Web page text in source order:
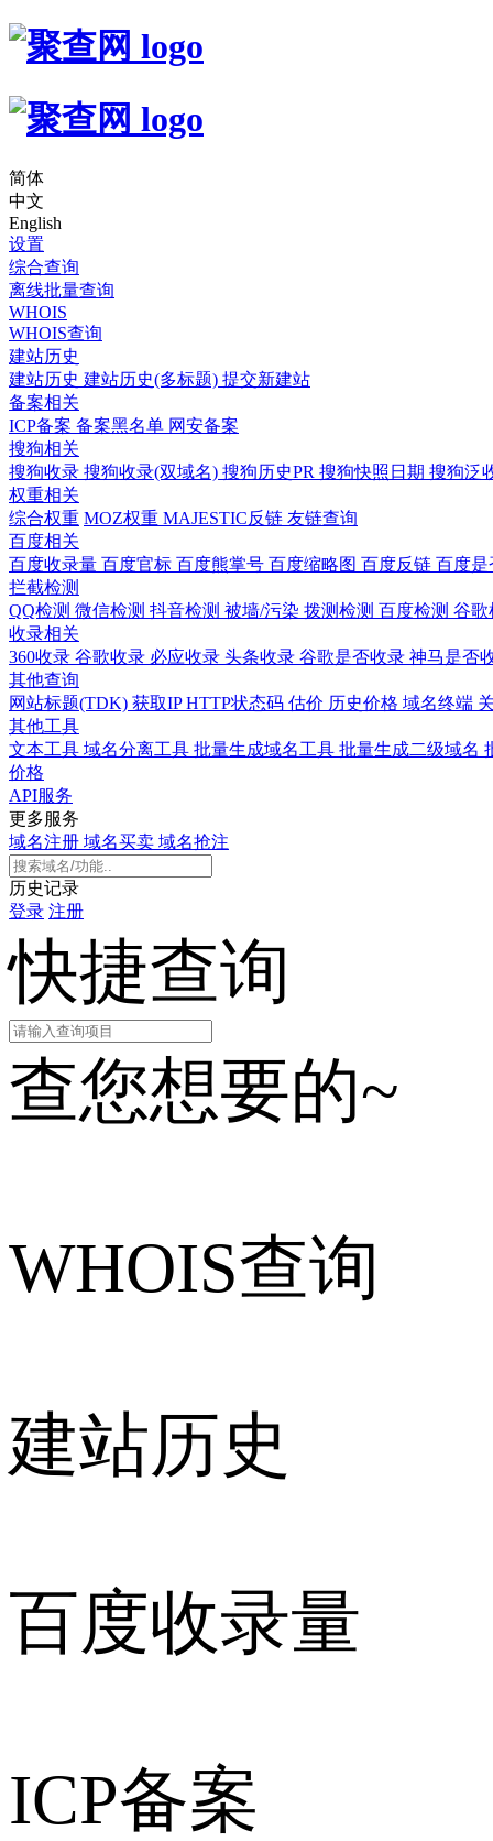
简体
中文
English
设置
综合查询
离线批量查询
WHOIS
WHOIS查询
建站历史
建站历史 建站历史(多标题) 提交新建站
备案相关
ICP备案 备案黑名单 网安备案
搜狗相关
搜狗收录 搜狗收录(双域名) 搜狗历史PR 搜狗快照日期 搜狗泛
权重相关
综合权重 MOZ权重 MAJESTIC反链 友链查询
百度相关
百度收录量 百度官标 百度熊掌号 百度缩略图 百度反链 百度
拦截检测
QQ检测 微信检测 抖音检测 被墙/污染 拨测检测 百度检测 谷
收录相关
360收录 谷歌收录 必应收录 头条收录 谷歌是否收录 神马是否
其他查询
网站标题(TDK) 获取IPHTTP状态码 估价 历史价格 域名终端
其他工具
文本工具 域名分离工具 批量生成域名工具 批量生成二级域名
价格
API服务
更多服务
域名注册 域名买卖 域名抢注
历史记录
登录 注册
快捷查询
查您想要的~
WHOIS查询
建站历史
百度收录量
ICP备案